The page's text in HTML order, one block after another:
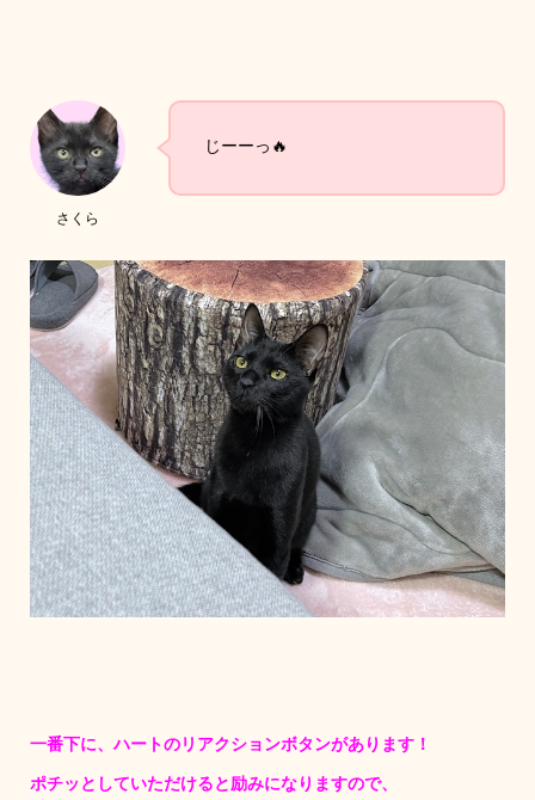
さくら
じーーっ🔥
一番下に、ハートのリアクションボタンがあります！
ポチッとしていただけると励みになりますので、